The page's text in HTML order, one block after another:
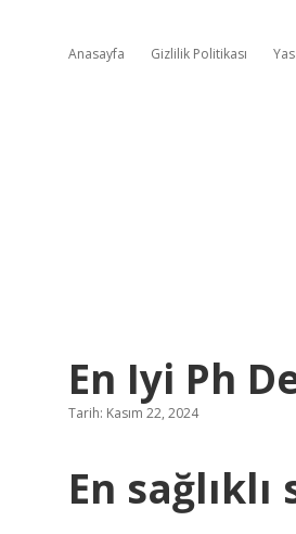
Anasayfa Gizlilik Politikası
En Iyi Ph
Tarih: Kasım 22, 2024
En